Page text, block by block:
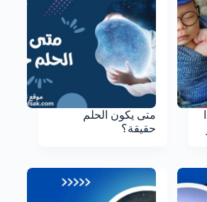
متى يكون الحلم
حقيقة؟